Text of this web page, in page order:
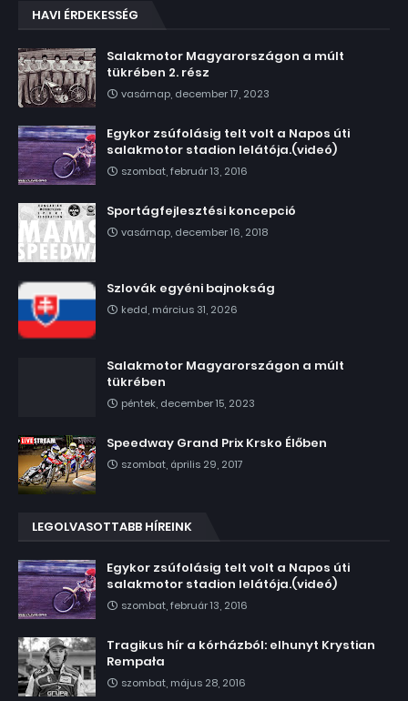
HAVI ÉRDEKESSÉG
Salakmotor Magyarországon a múlt
tükrében 2. rész
vasárnap, december 17, 2023
Egykor zsúfolásig telt volt a Napos úti
salakmotor stadion lelátója.(videó)
szombat, február 13, 2016
Sportágfejlesztési koncepció
vasárnap, december 16, 2018
Szlovák egyéni bajnokság
kedd, március 31, 2026
Salakmotor Magyarországon a múlt
tükrében
péntek, december 15, 2023
Speedway Grand Prix Krsko Élőben
szombat, április 29, 2017
LEGOLVASOTTABB HÍREINK
Egykor zsúfolásig telt volt a Napos úti
salakmotor stadion lelátója.(videó)
szombat, február 13, 2016
Tragikus hír a kórházból: elhunyt Krystian
Rempała
szombat, május 28, 2016